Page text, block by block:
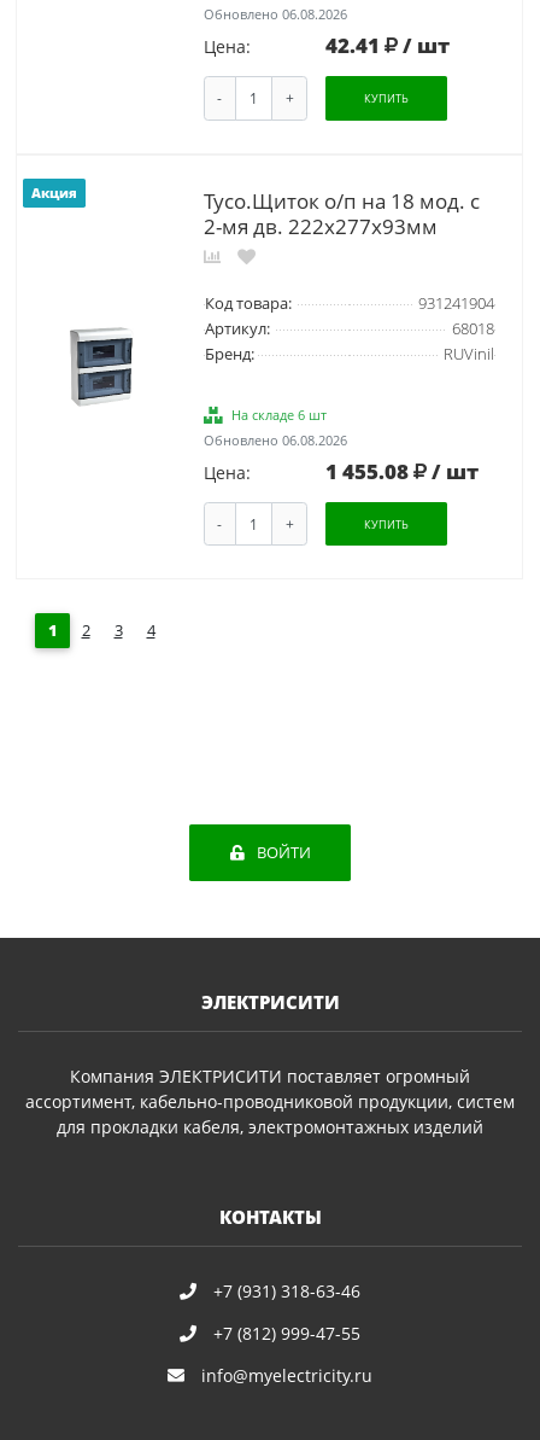
Обновлено 06.08.2026
Цена: 42.41 / шт
- + КУПИТЬ
Акция
Тусо.Щиток о/п на 18 мод. c
2-мя дв. 222х277х93мм
Код товара:
931241904
Артикул:
68018
Бренд:
RUVinil
На складе 6 шт
Обновлено 06.08.2026
Цена: 1 455.08 / шт
- + КУПИТЬ
1 2 3 4
ВОЙТИ
ЭЛЕКТРИСИТИ
Компания ЭЛЕКТРИСИТИ поставляет огромный
ассортимент, кабельно-проводниковой продукции, систем
для прокладки кабеля, электромонтажных изделий
КОНТАКТЫ
+7 (931) 318-63-46
+7 (812) 999-47-55
info@myelectricity.ru